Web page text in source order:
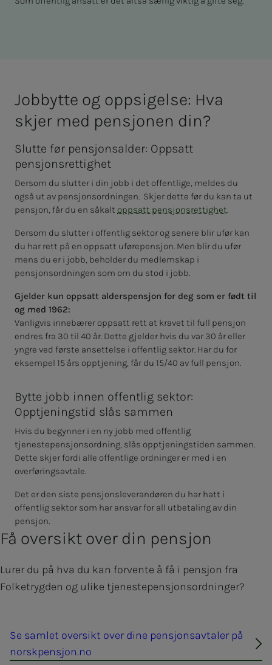
Jobby­­t­­­te og opp­­­si­­­gel­­­se: Hva
skjer med pen­­­sjo­­­nen din?
Slutte før pensjonsalder: Oppsatt
pensjonsrettighet
Dersom du slutter i din jobb i det offentlige, meldes du
også ut av pensjonsordningen. Skjer dette før du kan ta ut
pensjon, får du en såkalt oppsatt pensjonsrettighet.
Dersom du slutter i offentlig sektor og senere blir ufør kan
du har rett på en oppsatt uførepensjon. Men blir du ufør
mens du er i jobb, beholder du medlemskap i
pensjonsordningen som om du stod i jobb.
Gjelder kun oppsatt alderspensjon for deg som er født til
og med 1962:
Vanligvis innebærer oppsatt rett at kravet til full pensjon
endres fra 30 til 40 år. Dette gjelder hvis du var 30 år eller
yngre ved første ansettelse i offentlig sektor. Har du for
eksempel 15 års opptjening, får du 15/40 av full pensjon.
Bytte jobb innen offentlig sektor:
Opptjeningstid slås sammen
Hvis du begynner i en ny jobb med offentlig
tjenestepensjonsordning, slås opptjeningstiden sammen.
Dette skjer fordi alle offentlige ordninger er med i en
overføringsavtale.
Det er den siste pensjonsleverandøren du har hatt i
offentlig sektor som har ansvar for all utbetaling av din
pensjon.
Få oversikt over din pensjon
Lurer du på hva du kan forvente å få i pensjon fra
Folketrygden og ulike tjenestepensjonsordninger?
Se samlet oversikt over dine pensjonsavtaler på
norskpensjon.no